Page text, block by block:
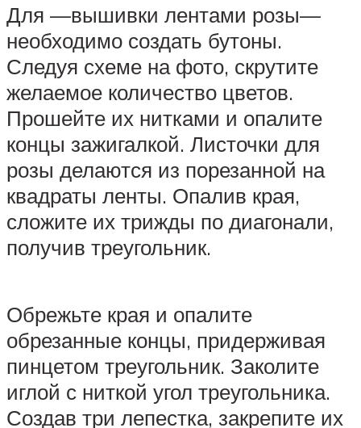
Для —вышивки лентами розы—
необходимо создать бутоны.
Следуя схеме на фото, скрутите
желаемое количество цветов.
Прошейте их нитками и опалите
концы зажигалкой. Листочки для
розы делаются из порезанной на
квадраты ленты. Опалив края,
сложите их трижды по диагонали,
получив треугольник.
Обрежьте края и опалите
обрезанные концы, придерживая
пинцетом треугольник. Заколите
иглой с ниткой угол треугольника.
Создав три лепестка, закрепите их